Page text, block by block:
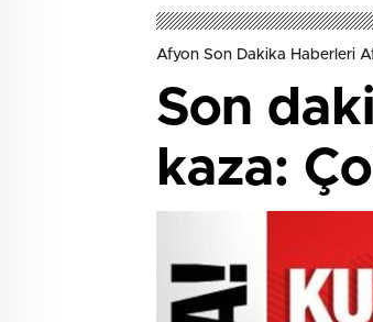
Afyon Son Dakika Haberleri
Son
kaza: